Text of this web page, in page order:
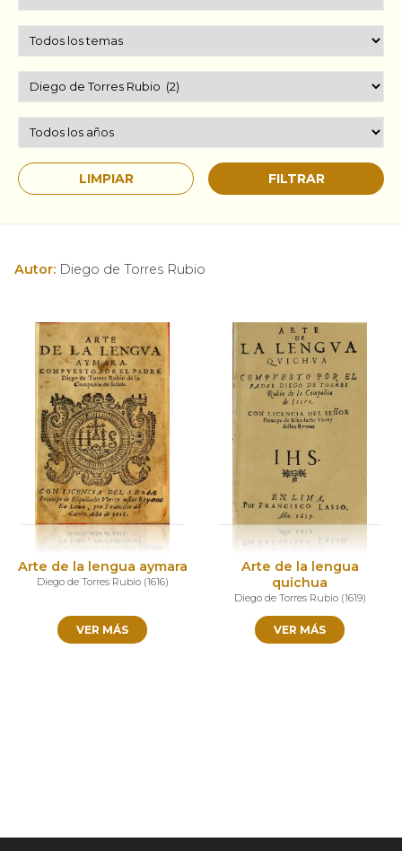
Autor: Diego de Torres Rubio
Arte de la lengua aymara
Diego de Torres Rubio(1616)
VER MÁS
Arte de la lengua
quichua
Diego de Torres Rubio(1619)
VER MÁS